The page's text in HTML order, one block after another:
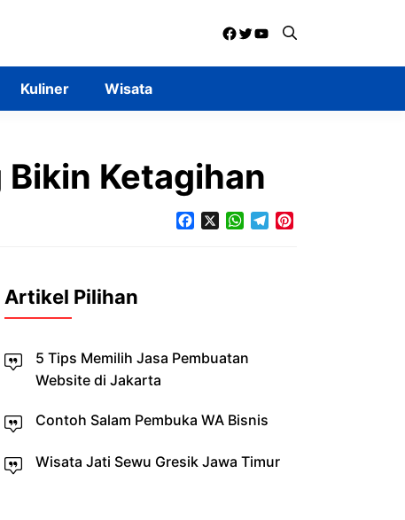
Facebook
Twitter
YouTube
Kuliner Wisata
Bikin Ketagihan
FacebookWhatsApp
Telegram
Artikel Pilihan
5 Tips Memilih Jasa Pembuatan
Website di Jakarta
Contoh Salam Pembuka WA Bisnis
Wisata Jati Sewu Gresik Jawa Timur